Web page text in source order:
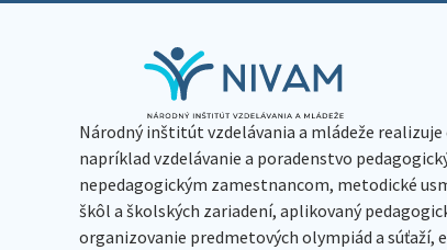
Národný inštitút vzdelávania a mládeže
napríklad vzdelávanie a poradenstvo
nepedagogickým zamestnancom, metodické
škôl a školských zariadení, aplikovaný
organizovanie predmetových olympiád a súťaží,